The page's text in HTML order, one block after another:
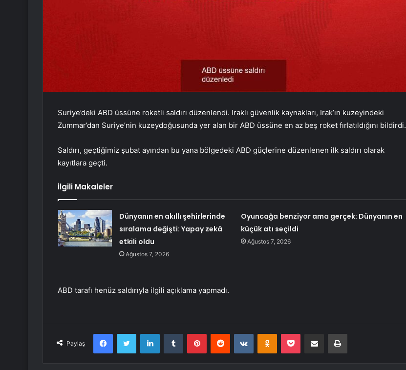
Suriye’deki ABD üssüne roketli saldırı düzenlendi. Iraklı güvenlik kaynakları, Irak’ın kuzeyindeki
Zummar’dan Suriye’nin kuzeydoğusunda yer alan bir ABD üssüne en az beş roket fırlatıldığını bildirdi.
Saldırı, geçtiğimiz şubat ayından bu yana bölgedeki ABD güçlerine düzenlenen ilk saldırı olarak
kayıtlara geçti.
İlgili Makaleler
Dünyanın en akıllı şehirlerinde
sıralama değişti: Yapay zekâ
etkili oldu
Ağustos 7, 2026
Oyuncağa benziyor ama gerçek: Dünyanın en
küçük atı seçildi
Ağustos 7, 2026
ABD tarafı henüz saldırıyla ilgili açıklama yapmadı.
Paylaş
FacebookTwitter LinkedInTumblr PinterestReddit VKontakteOdnoklassniki
Pocket E-Posta ile paylaş Yazdır